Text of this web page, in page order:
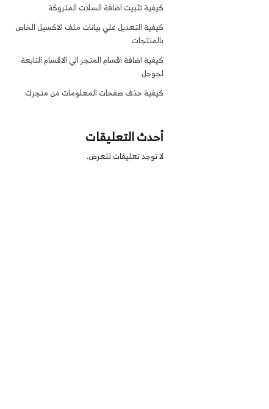
كيفية تثبيت اضافة السلات المتروكة
كيفية التعديل علي بيانات ملف الاكسيل الخاص
بالمنتجات
كيفية اضافة اقسام المتجر الي الاقسام التابعة
لجوجل
كيفية حذف صفحات المعلومات من متجرك
أحدث التعليقات
لا توجد تعليقات للعرض.